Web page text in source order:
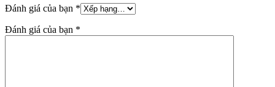
Đánh giá của bạn *
Đánh giá của bạn *